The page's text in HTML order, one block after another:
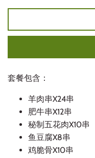
套餐包含：
羊肉串X24串
肥牛串X12串
秘制五花肉X10串
鱼豆腐X8串
鸡脆骨X10串